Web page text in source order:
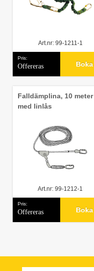
Art.nr: 99-1211-1
Pris:
Offereras Boka
Falldämplina, 10 meter
med linlås
Art.nr: 99-1212-1
Pris:
Offereras Boka